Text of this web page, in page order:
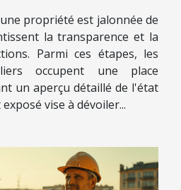
propriété est jalonnée de
la transparence et la
Parmi ces étapes, les
occupent une place
un aperçu détaillé de l'état
vise à dévoiler...